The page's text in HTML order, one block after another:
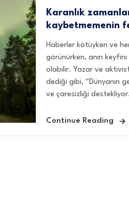
Karanlık
kaybetmemenin
Haberler kötüyken ve
görünürken, anın keyfini
olabilir. Yazar ve aktivist
dediği gibi, “Dünyanın
ve çaresizliği
Continue Reading